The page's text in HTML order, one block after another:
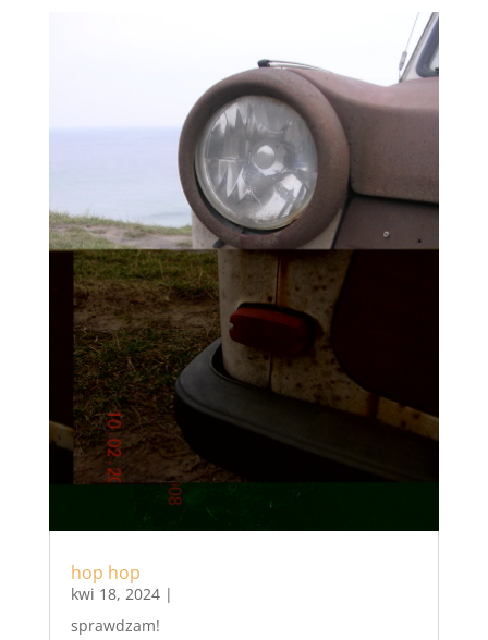
hop hop
kwi 18, 2024|
sprawdzam!